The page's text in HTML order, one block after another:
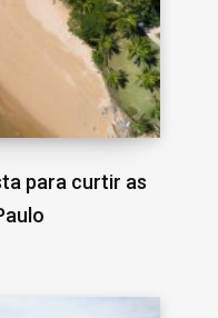
para curtir as